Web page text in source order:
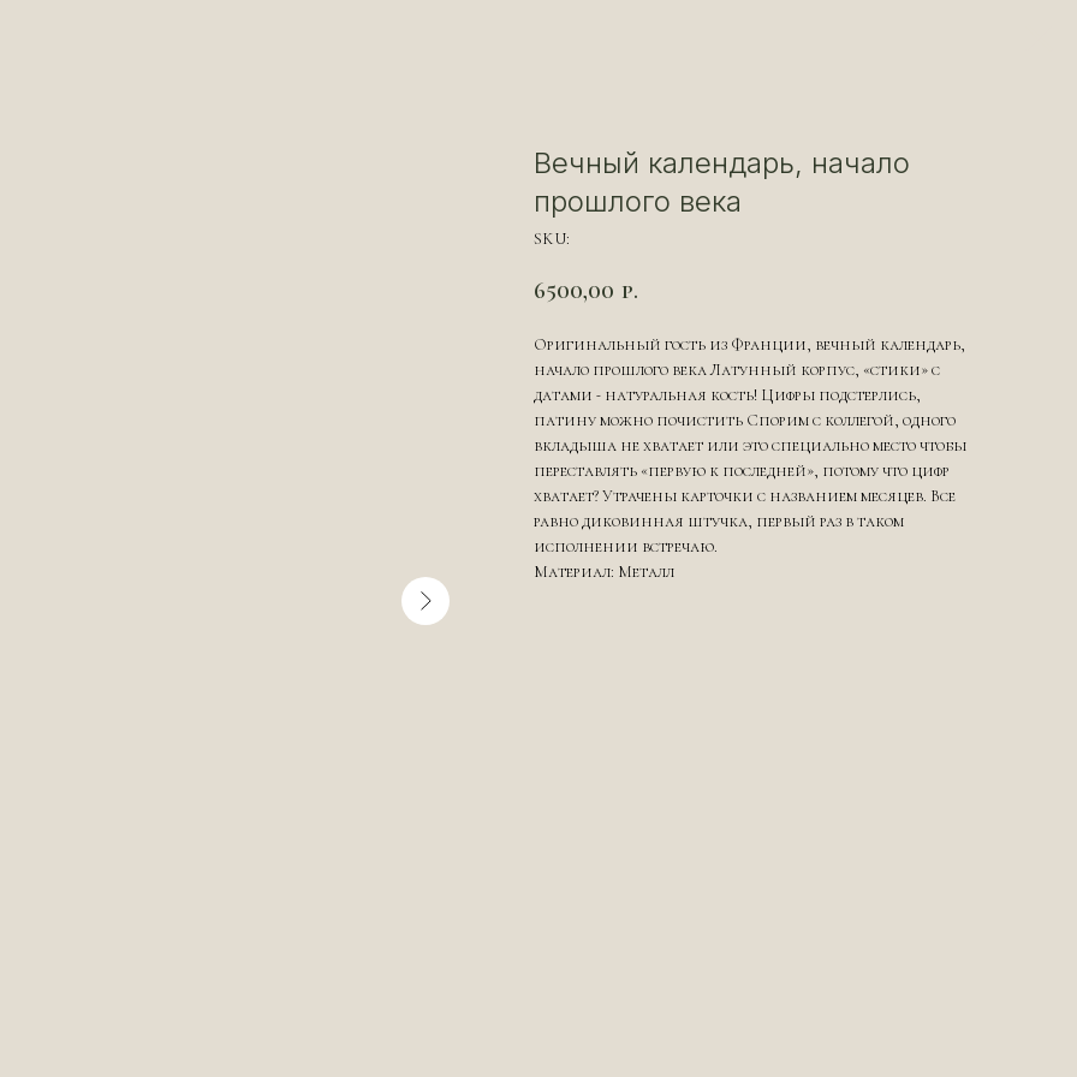
Вечный календарь, начало
прошлого века
SKU:
6500,00 р.
Оригинальный гость из Франции, вечный календарь,
начало прошлого века Латунный корпус, «стики» с
датами - натуральная кость! Цифры подстерлись,
патину можно почистить Спорим с коллегой, одного
вкладыша не хватает или это специально место чтобы
переставлять «первую к последней», потому что цифр
хватает? Утрачены карточки с названием месяцев. Все
равно диковинная штучка, первый раз в таком
исполнении встречаю.
Материал: Металл